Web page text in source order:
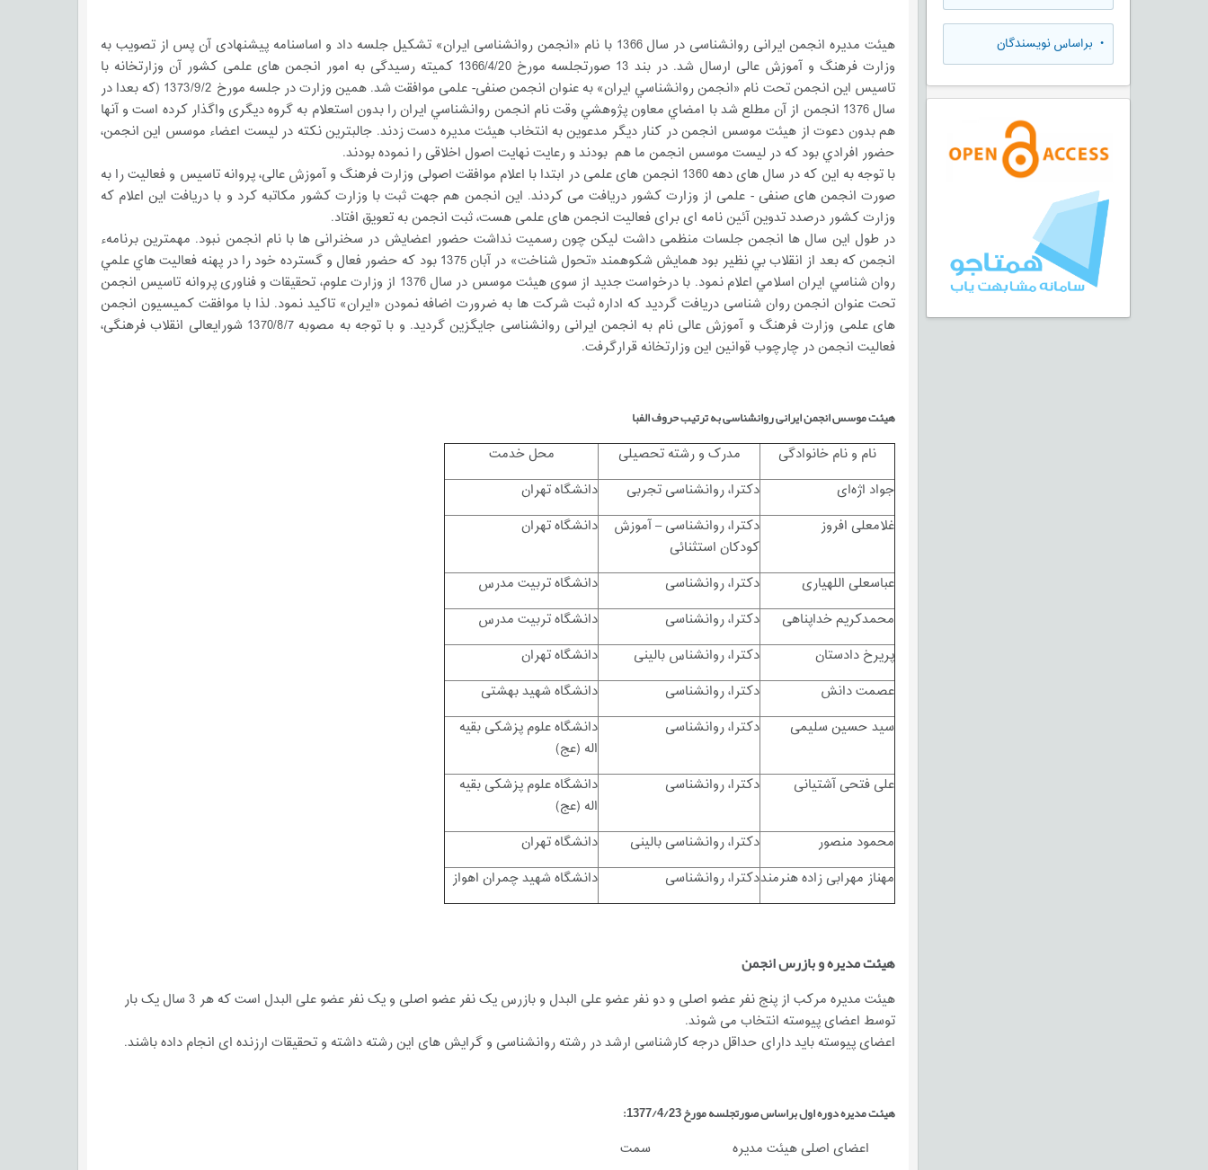
• براساس نویسندگان
هیئت مدیره انجمن ایرانی روانشناسی در سال 1366 با نام «انجمن روانشناسی ایران» تشکیل جلسه داد و اساسنامه پیشنهادی آن پس از تصویب به
وزارت فرهنگ و آموزش عالی ارسال شد. در بند 13 صورتجلسه مورخ 1366/4/20 کمیته رسیدگی به امور انجمن های علمی کشور آن وزارتخانه با
تاسیس این انجمن تحت نام «انجمن روانشناسي ايران»‌ به عنوان انجمن صنفی- علمی موافقت شد. همين وزارت در جلسه مورخ 1373/9/2 (كه بعدا در
سال 1376 انجمن از آن مطلع شد با امضاي معاون پژوهشي وقت نام انجمن روانشناسي ايران را بدون استعلام به گروه دیگری واگذار كرده است و آنها
هم بدون دعوت از هیئت موسس انجمن در کنار دیگر مدعوین به انتخاب هیئت مدیره دست زدند. جالب­ترين نكته در ليست اعضاء موسس اين انجمن،
حضور افرادي بود كه در ليست موسس انجمن ما هم بودند و رعايت نهايت اصول اخلاقی را نموده بودند.
با توجه به این که در سال های دهه 1360 انجمن های علمی در ابتدا با اعلام موافقت اصولی وزارت فرهنگ و آموزش عالی، پروانه تاسیس و فعالیت را به
صورت انجمن های صنفی - علمی از وزارت کشور دریافت می کردند. اين انجمن هم جهت ثبت با وزارت کشور مکاتبه کرد و با دريافت اين اعلام که
وزارت کشور درصدد تدوین آئین نامه ای برای فعالیت انجمن های علمی هست، ثبت انجمن به تعویق افتاد.
در طول این سال ها انجمن جلسات منظمی داشت لیکن چون رسمیت نداشت حضور اعضایش در سخنرانی ها با نام انجمن نبود. مهمترين برنامهء
انجمن كه بعد از انقلاب بي نظير بود همايش شكوهمند «تحول شناخت»‌ در آبان 1375 بود كه حضور فعال و گسترده خود را در پهنه فعاليت هاي علمي
روان شناسي ايران اسلامي اعلام نمود. با درخواست جدید از سوی هیئت موسس در سال 1376 از وزارت علوم، تحقیقات و فناوری پروانه تاسیس انجمن
تحت عنوان انجمن روان شناسی دریافت گردید که اداره ثبت شرکت ها به ضرورت اضافه نمودن «ایران» تاکید نمود. لذا با موافقت کمیسیون انجمن
های علمی وزارت فرهنگ و آموزش عالی نام به انجمن ایرانی روانشناسی جایگزین گردید. و با توجه به مصوبه 1370/8/7 شورایعالی انقلاب فرهنگی،
فعالیت انجمن در چارچوب قوانین این وزارتخانه قرارگرفت.
هیئتموسس انجمن ایرانی روانشناسی به ترتیب حروف الفبا
نام و نام خانوادگی مدرک و رشته تحصیلی
محل خدمت
جواد اژه­‌ای
دکترا، روانشناسی تجربی
دانشگاه تهران
غلامعلی افروز
دکترا، روانشناسی – آموزش
کودکان استثنائی
دانشگاه تهران
عباسعلی اللهیاری دکترا، روانشناسی
دانشگاه تربیت مدرس
محمدکریم خداپناهی
دکترا، روانشناسی
دانشگاه تربیت مدرس
پریرخ دادستان
دکترا، روانشناس بالینی
دانشگاه تهران
عصمت دانش
دکترا، روانشناسی
دانشگاه شهید بهشتی
سید حسین سلیمی
دکترا، روانشناسی
دانشگاه علوم پزشکی بقیه
اله (عج)
علی فتحی آشتیانی
دکترا، روانشناسی
دانشگاه علوم پزشکی بقیه
اله (عج)
محمود منصور
دکترا، روانشناسی بالینی
دانشگاه تهران
مهناز مهرابی­ زاده هنرمنددکترا، روانشناسی دانشگاه شهید چمران اهواز
هیئتمدیره و بازرس انجمن
هیئت مدیره مرکب از پنج نفر عضو اصلی و دو نفر عضو علی البدل و بازرس یک نفر عضو اصلی و یک نفر عضو علی البدل است که هر 3 سال یک بار
توسط اعضای پیوسته انتخاب می شوند.
اعضای پیوسته باید دارای حداقل درجه کارشناسی ارشد در رشته روانشناسی و گرایش های این رشته داشته و تحقیقات ارزنده ای انجام داده باشند.
هیئتمدیره دوره اول براساس صورتجلسه مورخ 1377/4/23:
اعضای اصلی هیئت مدیره سمت